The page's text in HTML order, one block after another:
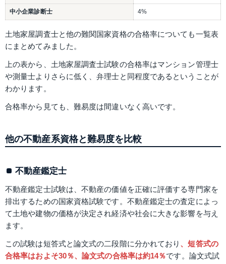
中小企業診断士 4%
土地家屋調査士と他の難関国家資格の合格率についても一覧表
にまとめてみました。
上の表から、土地家屋調査士試験の合格率はマンション管理士
や測量士よりさらに低く、弁理士と同程度であるということが
わかります。
合格率から見ても、難易度は間違いなく高いです。
他の不動産系資格と難易度を比較
不動産鑑定士
不動産鑑定士試験は、不動産の価値を正確に評価する専門家を
排出するための国家資格試験です。不動産鑑定士の査定によっ
て土地や建物の価格が決定され経済や社会に大きな影響を与え
ます。
この試験は短答式と論文式の二段階に分かれており 、短答式の
合格率はおよそ30％、論文式の合格率は約14％です。論文式試